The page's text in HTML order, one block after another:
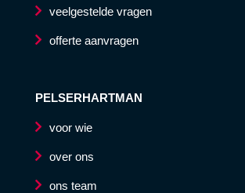
veelgestelde vragen
offerte aanvragen
PELSERHARTMAN
voor wie
over ons
ons team